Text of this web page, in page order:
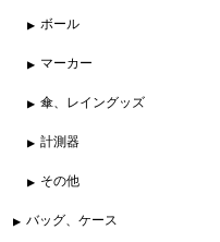
ボール
マーカー
傘、レイングッズ
計測器
その他
バッグ、ケース